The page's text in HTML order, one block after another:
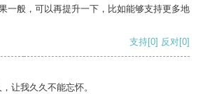
一般，可以再提升一下，比如能够支持更多地
支持[0] 反对[0]
让我久久不能忘怀。